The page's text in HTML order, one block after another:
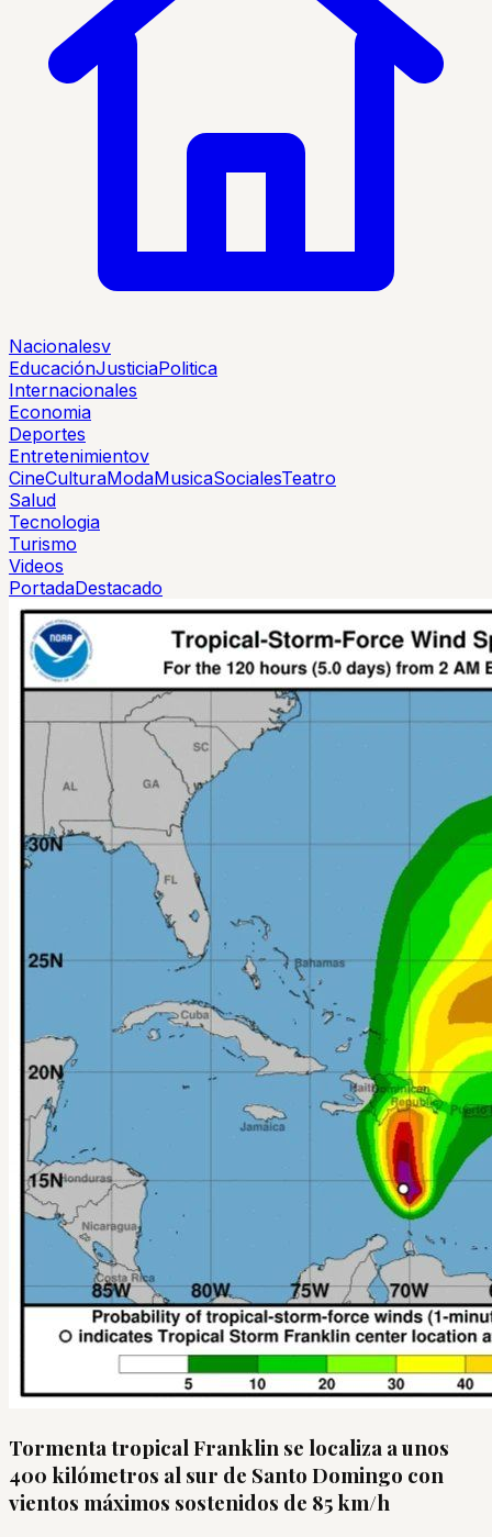
Nacionalesv
EducaciónJusticiaPolitica
Internacionales
Economia
Deportes
Entretenimientov
CineCulturaModaMusicaSocialesTeatro
Salud
Tecnologia
Turismo
Videos
PortadaDestacado
Tormenta tropical Franklin se localiza a unos
400 kilómetros al sur de Santo Domingo con
vientos máximos sostenidos de 85 km/h